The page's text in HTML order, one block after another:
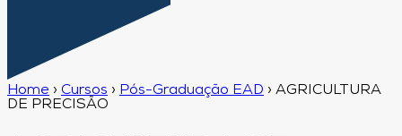
Home › Cursos › Pós-Graduação EAD › AGRICULTURA
DE PRECISÃO